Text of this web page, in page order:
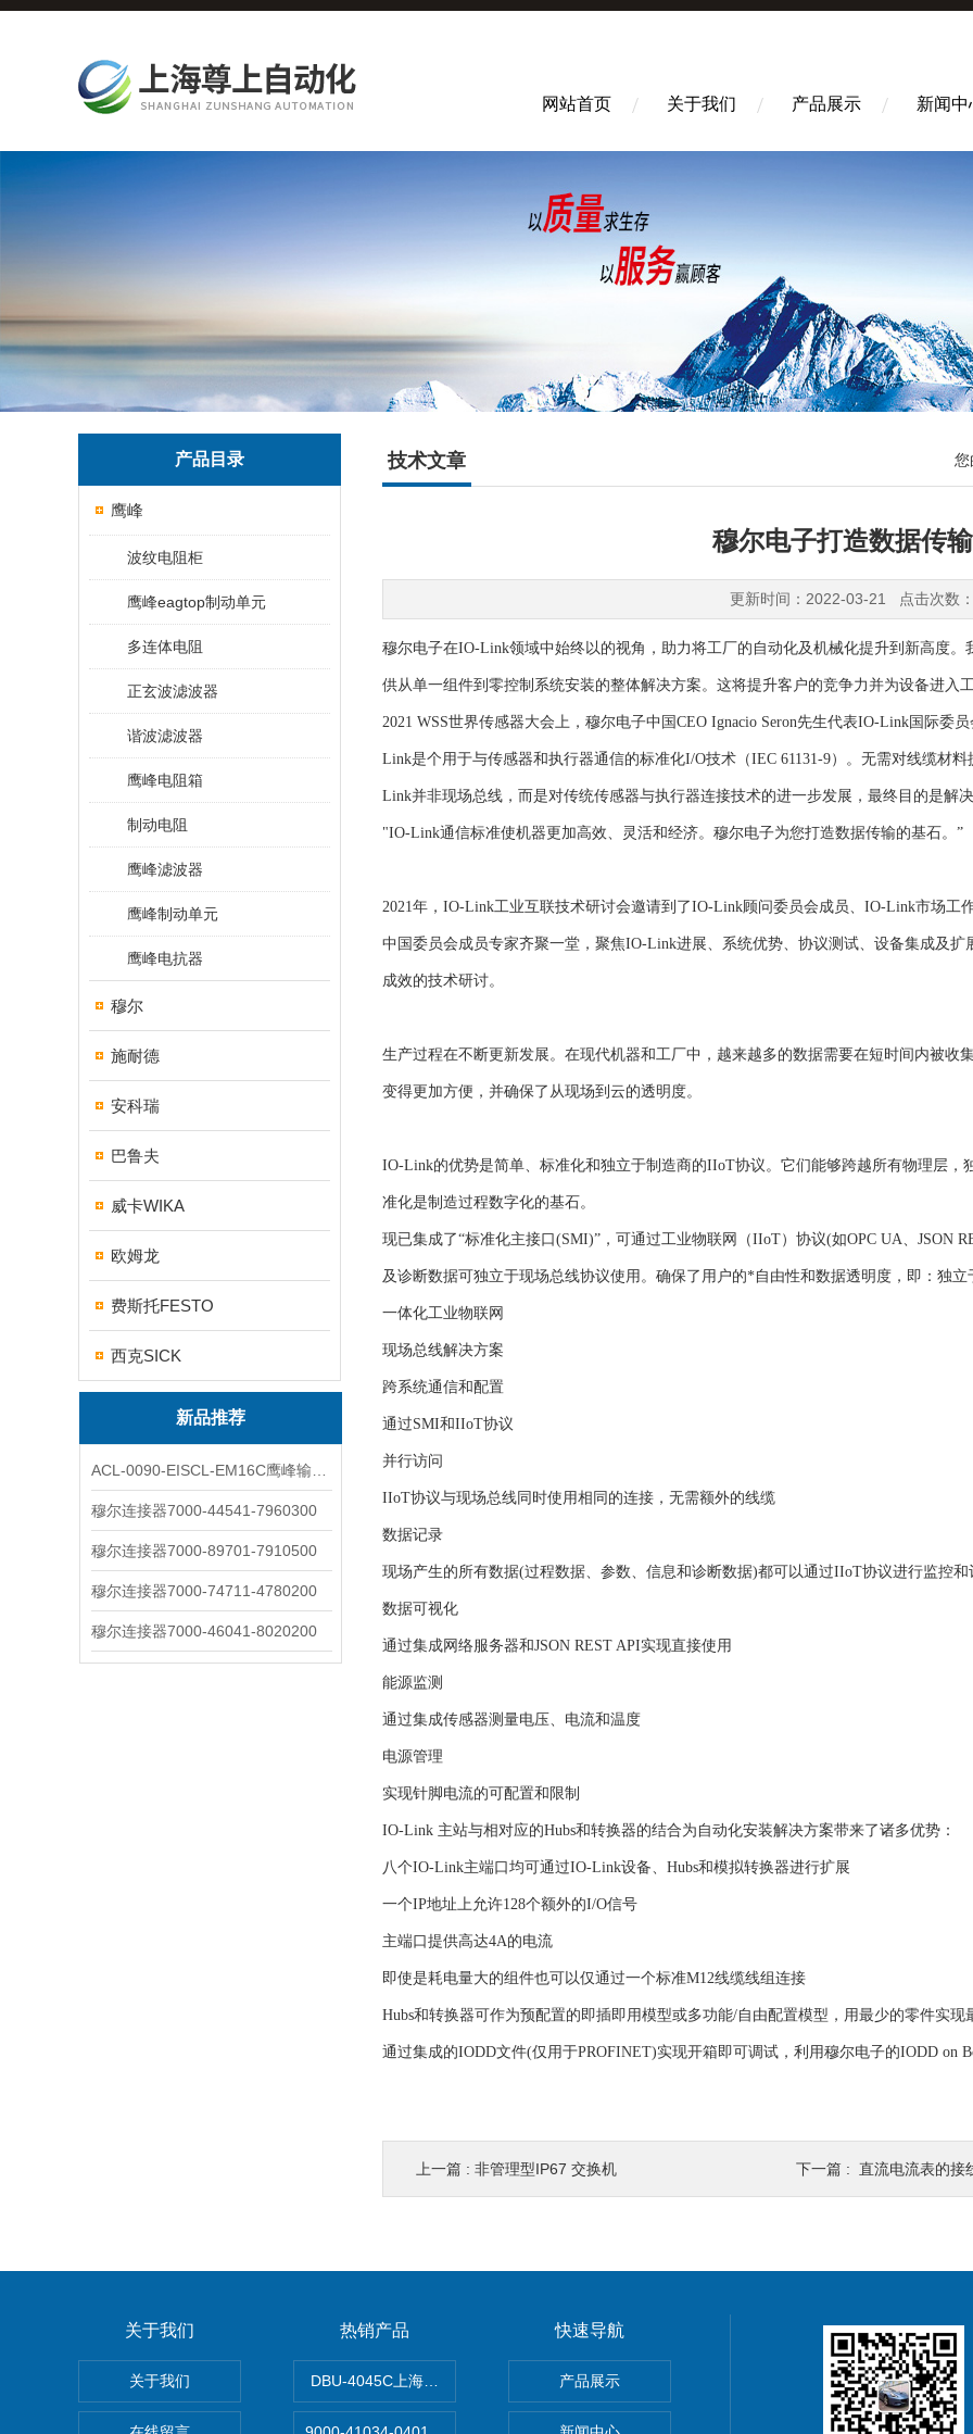
网站首页 关于我们 产品展示 新闻中
产品目录
鹰峰
波纹电阻柜
鹰峰eagtop制动单元
多连体电阻
正玄波滤波器
谐波滤波器
鹰峰电阻箱
制动电阻
鹰峰滤波器
鹰峰制动单元
鹰峰电抗器
穆尔
施耐德
安科瑞
巴鲁夫
威卡WIKA
欧姆龙
费斯托FESTO
西克SICK
新品推荐
穆尔连接器7000-44541-7960300
穆尔连接器7000-89701-7910500
穆尔连接器7000-74711-4780200
穆尔连接器7000-46041-8020200
技术文章 您
穆尔电子打造数据传
更新时间：2022-03-21 点击次数
穆尔电子在IO-Link领域中始终以的视角，助力将工厂的自动化及机械化提升到新高度
供从单一组件到零控制系统安装的整体解决方案。这将提升客户的竞争力并为设备进入
2021 WSS世界传感器大会上，穆尔电子中国CEO Ignacio Seron先生代表IO-Link国际委
Link是个用于与传感器和执行器通信的标准化I/O技术（IEC 61131-9）。无需对线缆材
Link并非现场总线，而是对传统传感器与执行器连接技术的进一步发展，最终目的是解
"IO-Link通信标准使机器更加高效、灵活和经济。穆尔电子为您打造数据传输的基石。”
2021年，IO-Link工业互联技术研讨会邀请到了IO-Link顾问委员会成员、IO-Link市场工
中国委员会成员专家齐聚一堂，聚焦IO-Link进展、系统优势、协议测试、设备集成及
成效的技术研讨。
生产过程在不断更新发展。在现代机器和工厂中，越来越多的数据需要在短时间内被
变得更加方便，并确保了从现场到云的透明度。
IO-Link的优势是简单、标准化和独立于制造商的IIoT协议。它们能够跨越所有物理层
准化是制造过程数字化的基石。
现已集成了“标准化主接口(SMI)”，可通过工业物联网（IIoT）协议(如OPC UA、JSON
及诊断数据可独立于现场总线协议使用。确保了用户的*自由性和数据透明度，即：独立
一体化工业物联网
现场总线解决方案
跨系统通信和配置
通过SMI和IIoT协议
并行访问
IIoT协议与现场总线同时使用相同的连接，无需额外的线缆
数据记录
现场产生的所有数据(过程数据、参数、信息和诊断数据)都可以通过IIoT协议进行监控和
数据可视化
通过集成网络服务器和JSON REST API实现直接使用
能源监测
通过集成传感器测量电压、电流和温度
电源管理
实现针脚电流的可配置和限制
IO-Link 主站与相对应的Hubs和转换器的结合为自动化安装解决方案带来了诸多优势：
八个IO-Link主端口均可通过IO-Link设备、Hubs和模拟转换器进行扩展
一个IP地址上允许128个额外的I/O信号
主端口提供高达4A的电流
即使是耗电量大的组件也可以仅通过一个标准M12线缆线组连接
Hubs和转换器可作为预配置的即插即用模型或多功能/自由配置模型，用最少的零件实现
通过集成的IODD文件(仅用于PROFINET)实现开箱即可调试，利用穆尔电子的IODD on
上一篇 : 非管理型IP67 交换机 下一篇 : 直流电流表的接线及
关于我们
关于我们
热销产品
DBU-4045C上海鹰峰制动单元
快速导航
产品展示